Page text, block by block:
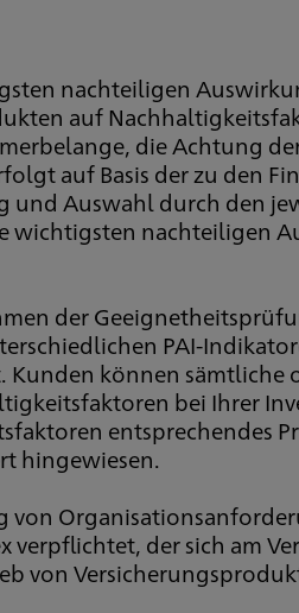
nachteiligen
auf
die Achtung
auf Basis der zu den
und Auswahl durch den
wichtigsten nachteiligen
der
PAI-
Kunden können sämtliche
bei Ihrer
entsprechendes
hingewiesen.
von
verpflichtet, der sich am
von